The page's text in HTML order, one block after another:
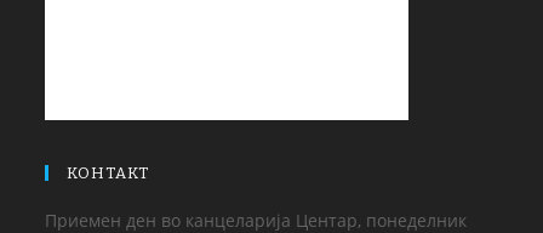
КОНТАКТ
Приемен ден во канцеларија Центар, понеделник